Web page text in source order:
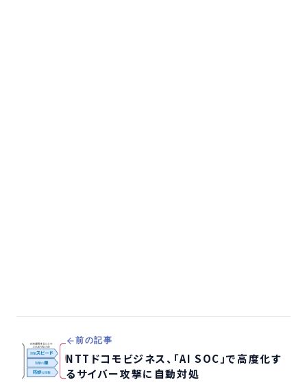
前の記事
NTTドコモビジネス、「AI SOC」で高度化す
るサイバー攻撃に自動対処